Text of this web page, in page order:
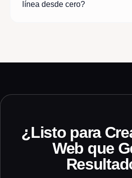
línea desde cero?
¿Listo para
Web que